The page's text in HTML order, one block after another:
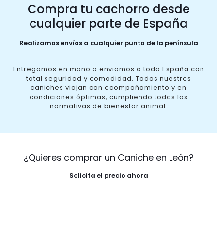
Compra tu cachorro desde
cualquier parte de España
Realizamos envíos a cualquier punto de la península
Entregamos en mano o enviamos a toda España con
total seguridad y comodidad. Todos nuestros
caniches viajan con acompañamiento y en
condiciones óptimas, cumpliendo todas las
normativas de bienestar animal.
¿Quieres comprar un Caniche en León?
Solicita el precio ahora